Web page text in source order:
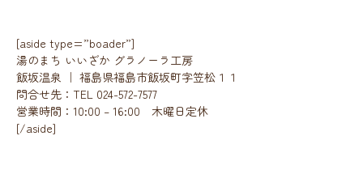
[aside type=”boader”]
湯のまち いいざか グラノーラ工房
飯坂温泉 ｜ 福島県福島市飯坂町字笠松１１
​問合せ先：TEL 024-572-7577
営業時間：10:00 – 16:00 木曜日定休
[/aside]